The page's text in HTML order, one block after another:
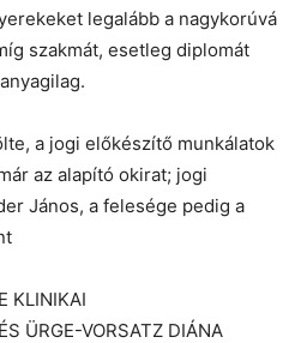
legalább a nagykorúvá
szakmát, esetleg diplomát
a jogi előkészítő munkálatok
az alapító okirat; jogi
János, a felesége pedig a
KLINIKAI
ÜRGE-VORSATZ DIÁNA